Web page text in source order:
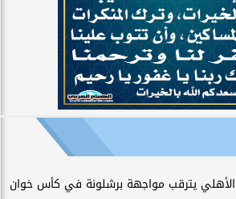
الأهلي يترقب مواجهة برشلونة في كأس خوان